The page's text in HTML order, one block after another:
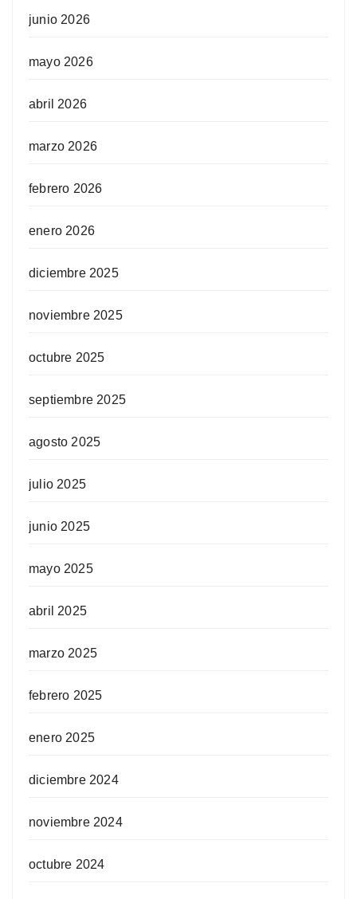
junio 2026
mayo 2026
abril 2026
marzo 2026
febrero 2026
enero 2026
diciembre 2025
noviembre 2025
octubre 2025
septiembre 2025
agosto 2025
julio 2025
junio 2025
mayo 2025
abril 2025
marzo 2025
febrero 2025
enero 2025
diciembre 2024
noviembre 2024
octubre 2024